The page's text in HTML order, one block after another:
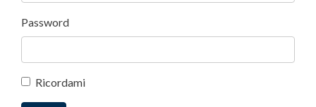
Password
Ricordami